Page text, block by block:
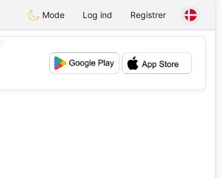
Mode Log ind Registrer
💕